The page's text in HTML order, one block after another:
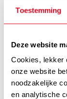
Toestemming
Deze website
Cookies, lekker
onze website
noodzakelijke
en analytische